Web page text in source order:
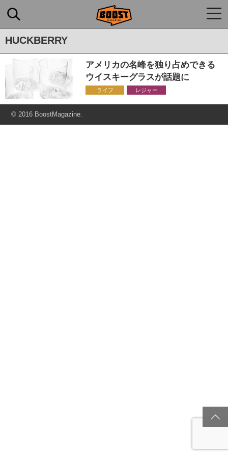
HUCKBERRY
アメリカの名峰を独り占めできる
ウイスキーグラスが話題に
ライフ レジャー
© 2016 BoostMagazine.